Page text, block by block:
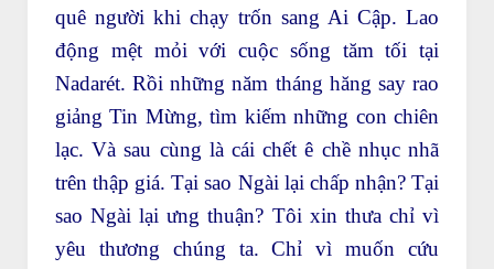
quê người khi chạy trốn sang Ai Cập. Lao
động mệt mỏi với cuộc sống tăm tối tại
Nadarét. Rồi những năm tháng hăng say rao
giảng Tin Mừng, tìm kiếm những con chiên
lạc. Và sau cùng là cái chết ê chề nhục nhã
trên thập giá. Tại sao Ngài lại chấp nhận? Tại
sao Ngài lại ưng thuận? Tôi xin thưa chỉ vì
yêu thương chúng ta. Chỉ vì muốn cứu